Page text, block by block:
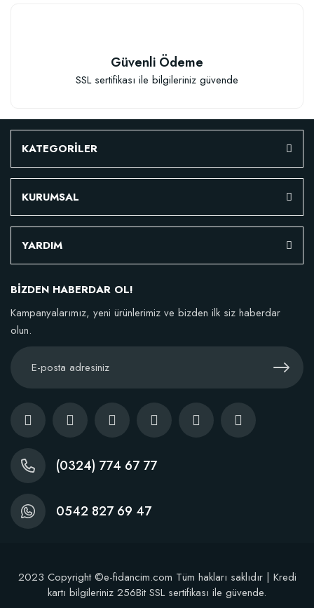
Güvenli Ödeme
SSL sertifikası ile bilgileriniz güvende
KATEGORİLER
KURUMSAL
YARDIM
BİZDEN HABERDAR OL!
Kampanyalarımız, yeni ürünlerimiz ve bizden ilk siz haberdar
olun.
(0324) 774 67 77
0542 827 69 47
2023 Copyright ©e-fidancim.com Tüm hakları saklıdır | Kredi
kartı bilgileriniz 256Bit SSL sertifikası ile güvende.